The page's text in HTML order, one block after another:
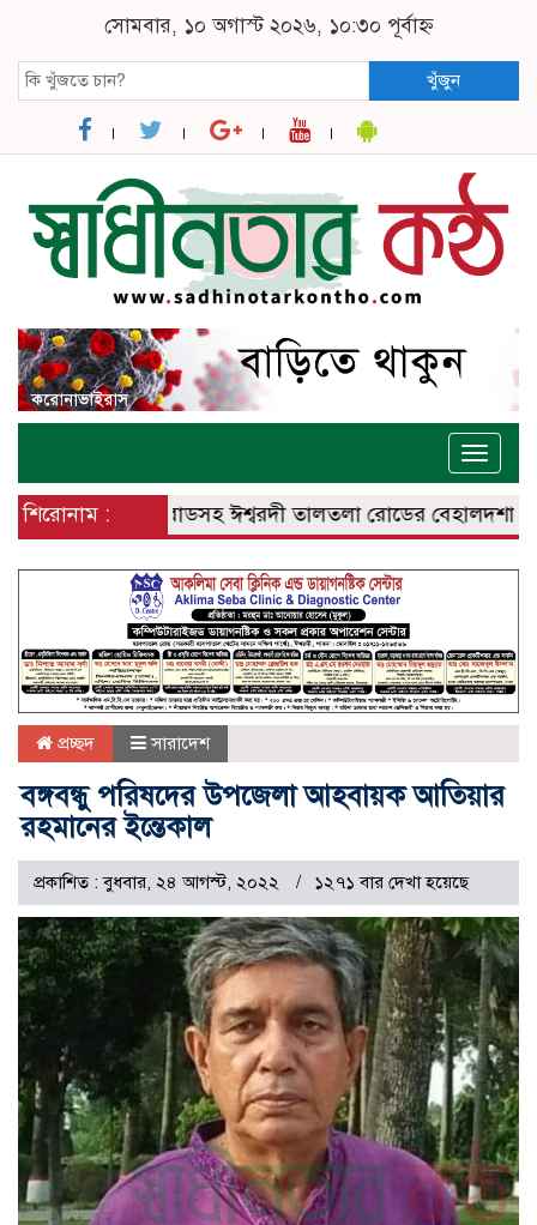
সোমবার, ১০ অগাস্ট ২০২৬, ১০:৩০ পূর্বাহ্ন
খুঁজুন
Toggle
শিরোনাম :
– বানেশ্বর রোডসহ ঈশ্বরদী তালতলা রোডের বেহালদশা
প্রচ্ছদ সারাদেশ
বঙ্গবন্ধু পরিষদের উপজেলা আহবায়ক আতিয়ার
রহমানের ইন্তেকাল
প্রকাশিত : বুধবার, ২৪ আগস্ট, ২০২২ ১২৭১ বার দেখা হয়েছে